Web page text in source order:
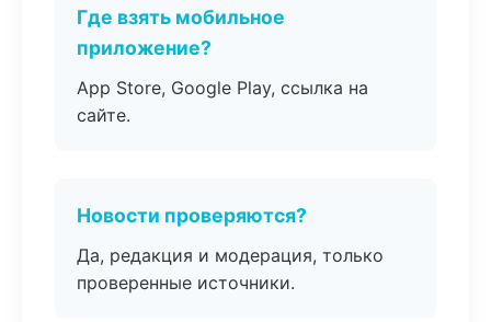
Где взять мобильное
приложение?
App Store, Google Play, ссылка на
сайте.
Новости проверяются?
Да, редакция и модерация, только
проверенные источники.